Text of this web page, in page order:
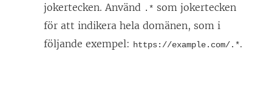
jokertecken. Använd .* som jokertecken
för att indikera hela domänen, som i
följande exempel: https://example.com/.*.